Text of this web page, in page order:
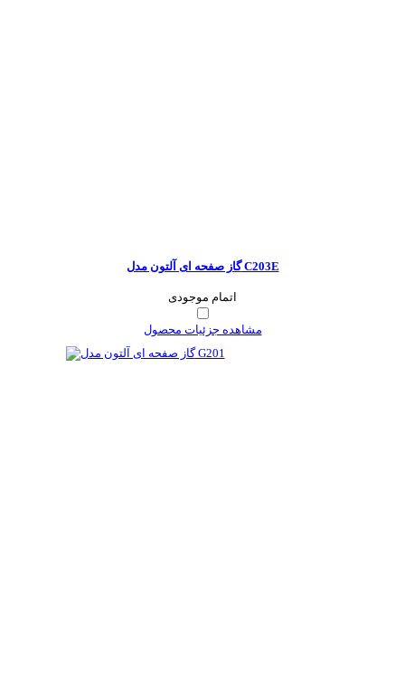
گاز صفحه ای آلتون مدل C203E
اتمام موجودی
مشاهده جزئیات محصول